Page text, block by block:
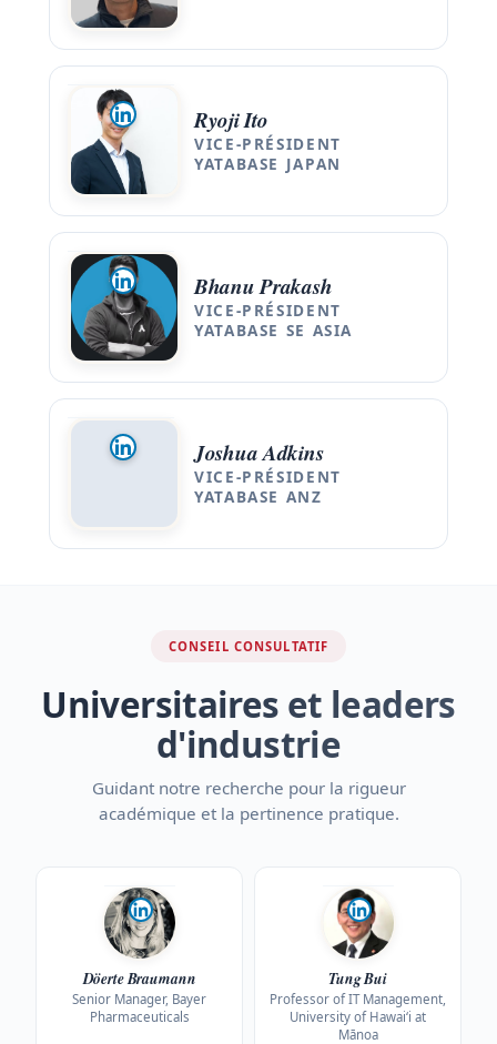
Ryoji Ito
VICE-PRÉSIDENT
YATABASE JAPAN
Bhanu Prakash
VICE-PRÉSIDENT
YATABASE SE ASIA
Joshua Adkins
VICE-PRÉSIDENT
YATABASE ANZ
CONSEIL CONSULTATIF
Universitaires et leaders
d'industrie
Guidant notre recherche pour la rigueur
académique et la pertinence pratique.
Döerte Braumann
Senior Manager, Bayer
Pharmaceuticals
Tung Bui
Professor of IT Management,
University of Hawaiʻi at
Mānoa